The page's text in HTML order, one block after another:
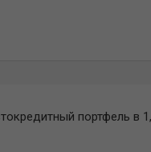
портфель в